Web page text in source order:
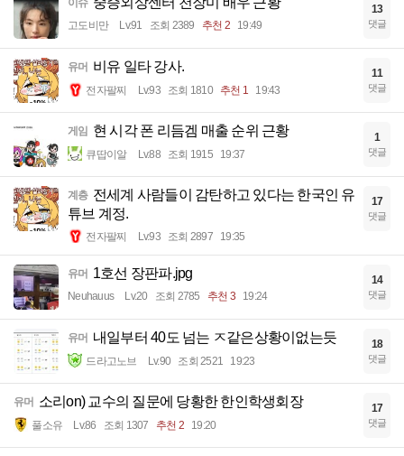
고도비만 Lv.91 조회 2389 추천 2 19:49
13
댓글
유머 비유 일타 강사.
전자팔찌 Lv.93 조회 1810 추천 1 19:43
11
댓글
게임 현 시각 폰 리듬겜 매출 순위 근황
큐땁이알 Lv.88 조회 1915 19:37
1
댓글
계층 전세계 사람들이 감탄하고 있다는 한국인 유
튜브 계정.
전자팔찌 Lv.93 조회 2897 19:35
17
댓글
유머 1호선 장판파.jpg
Neuhauus Lv.20 조회 2785 추천 3 19:24
14
댓글
유머 내일부터 40도 넘는 ㅈ같은상황이없는듯
드라고노브 Lv.90 조회 2521 19:23
18
댓글
유머 소리on) 교수의 질문에 당황한 한인학생회장
풀소유 Lv.86 조회 1307 추천 2 19:20
17
댓글